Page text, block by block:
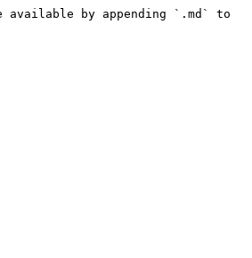
available by appending `.md` to